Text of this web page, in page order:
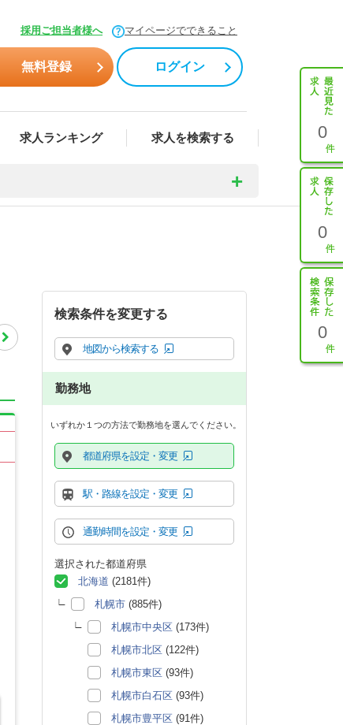
採用ご担当者様へ マイページでできること
無料登録 ログイン
求人ランキング 求人を検索する 0
0
0
検索条件を変更する
地図から検索する
勤務地
いずれか１つの方法で勤務地を選んでください。
都道府県を設定・変更
駅・路線を設定・変更
通勤時間を設定・変更
選択された都道府県
北海道 (2181件)
札幌市 (885件)
札幌市中央区 (173件)
札幌市北区 (122件)
札幌市東区 (93件)
札幌市白石区 (93件)
札幌市豊平区 (91件)